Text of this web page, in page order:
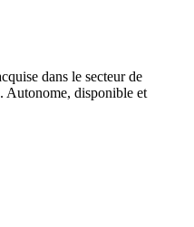
dans le secteur de
Autonome, disponible et